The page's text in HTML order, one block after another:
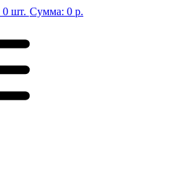
0 шт. Сумма: 0 р.